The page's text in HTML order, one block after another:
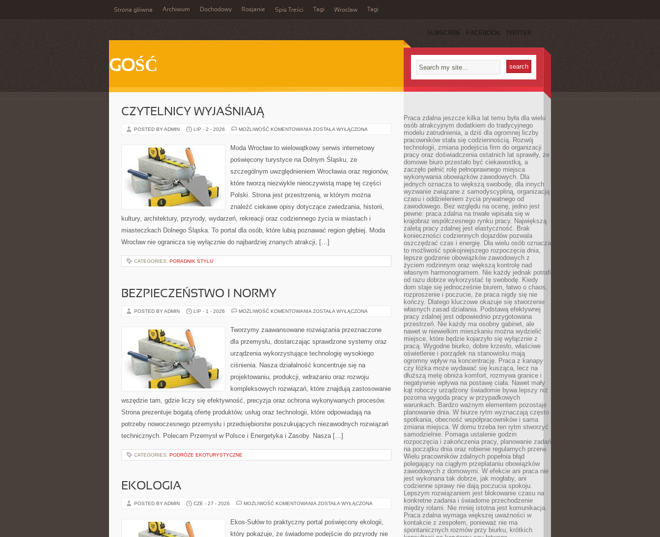
Strona główna Archiwum Dochodowy Rosjanie Spis Treści Tagi Wrocław Tagi
SUBSCRIBE FACEBOOK TWITTER
GOŚĆ
CZYTELNICY WYJAŚNIAJĄ
POSTED BY ADMIN LIP - 2 - 2026 MOŻLIWOŚĆ KOMENTOWANIA CZYTELNICY
ZOSTAŁA WYŁĄCZONA
Moda Wrocław to wielowątkowy serwis internetowy
poświęcony turystyce na Dolnym Śląsku, ze
szczególnym uwzględnieniem Wrocławia oraz regionów,
które tworzą niezwykle nieoczywistą mapę tej części
Polski. Strona jest przestrzenią, w którym można
znaleźć ciekawe opisy dotyczące zwiedzania, historii,
kultury, architektury, przyrody, wydarzeń, rekreacji oraz codziennego życia w miastach i
miasteczkach Dolnego Śląska. To portal dla osób, które lubią poznawać region głębiej. Moda
Wrocław nie ogranicza się wyłącznie do najbardziej znanych atrakcji, […]
CATEGORIES: PORADNIK STYLU
BEZPIECZEŃSTWO I NORMY
POSTED BY ADMIN LIP - 1 - 2026 MOŻLIWOŚĆ KOMENTOWANIA BEZPIECZEŃSTWO
ZOSTAŁA WYŁĄCZONA
Tworzymy zaawansowane rozwiązania przeznaczone
dla przemysłu, dostarczając sprawdzone systemy oraz
urządzenia wykorzystujące technologię wysokiego
ciśnienia. Nasza działalność koncentruje się na
projektowaniu, produkcji, wdrażaniu oraz rozwoju
kompleksowych rozwiązań, które znajdują zastosowanie
wszędzie tam, gdzie liczy się efektywność, precyzja oraz ochrona wykonywanych procesów.
Strona prezentuje bogatą ofertę produktów, usług oraz technologii, które odpowiadają na
potrzeby nowoczesnego przemysłu i przedsiębiorstw poszukujących niezawodnych rozwiązań
technicznych. Polecam Przemysł w Polsce i Energetyka i Zasoby. Nasza […]
CATEGORIES: PODRÓŻE EKOTURYSTYCZNE
EKOLOGIA
POSTED BY ADMIN CZE - 27 - 2026 MOŻLIWOŚĆ KOMENTOWANIA EKOLOGIA
ZOSTAŁA WYŁĄCZONA
Ekos-Sułów to praktyczny portal poświęcony ekologii,
który pokazuje, że świadome podejście do przyrody nie
Praca zdalna jeszcze kilka lat temu była dla wielu
osób atrakcyjnym dodatkiem do tradycyjnego
modelu zatrudnienia, a dziś dla ogromnej liczby
pracowników stała się codziennością. Rozwój
technologii, zmiana podejścia firm do organizacji
pracy oraz doświadczenia ostatnich lat sprawiły, że
domowe biuro przestało być ciekawostką, a
zaczęło pełnić rolę pełnoprawnego miejsca
wykonywania obowiązków zawodowych. Dla
jednych oznacza to większą swobodę, dla innych
wyzwanie związane z samodyscypliną, organizacją
czasu i oddzieleniem życia prywatnego od
zawodowego. Bez względu na ocenę, jedno jest
pewne: praca zdalna na trwałe wpisała się w
krajobraz współczesnego rynku pracy. Największą
zaletą pracy zdalnej jest elastyczność. Brak
konieczności codziennych dojazdów pozwala
oszczędzać czas i energię. Dla wielu osób oznacza
to możliwość spokojniejszego rozpoczęcia dnia,
lepsze godzenie obowiązków zawodowych z
życiem rodzinnym oraz większą kontrolę nad
własnym harmonogramem. Nie każdy jednak potrafi
od razu dobrze wykorzystać tę swobodę. Kiedy
dom staje się jednocześnie biurem, łatwo o chaos,
rozproszenie i poczucie, że praca nigdy się nie
kończy. Dlatego kluczowe okazuje się stworzenie
własnych zasad działania. Podstawą efektywnej
pracy zdalnej jest odpowiednio przygotowana
przestrzeń. Nie każdy ma osobny gabinet, ale
nawet w niewielkim mieszkaniu można wydzielić
miejsce, które będzie kojarzyło się wyłącznie z
pracą. Wygodne biurko, dobre krzesło, właściwe
oświetlenie i porządek na stanowisku mają
ogromny wpływ na koncentrację. Praca z kanapy
czy łóżka może wydawać się kusząca, lecz na
dłuższą metę obniża komfort, rozmywa granice i
negatywnie wpływa na postawę ciała. Nawet mały
kąt roboczy urządzony świadomie bywa lepszy niż
pozorna wygoda pracy w przypadkowych
warunkach. Bardzo ważnym elementem pozostaje
planowanie dnia. W biurze rytm wyznaczają często
spotkania, obecność współpracowników i sama
zmiana miejsca. W domu trzeba ten rytm stworzyć
samodzielnie. Pomaga ustalenie godzin
rozpoczęcia i zakończenia pracy, planowanie zadań
na początku dnia oraz robienie regularnych przerw.
Wielu pracowników zdalnych popełnia błąd
polegający na ciągłym przeplataniu obowiązków
zawodowych z domowymi. W efekcie ani praca nie
jest wykonana tak dobrze, jak mogłaby, ani
codzienne sprawy nie dają poczucia spokoju.
Lepszym rozwiązaniem jest blokowanie czasu na
konkretne zadania i świadome przechodzenie
między rolami. Nie mniej istotna jest komunikacja.
Praca zdalna wymaga większej uważności w
kontakcie z zespołem, ponieważ nie ma
spontanicznych rozmów przy biurku, krótkich